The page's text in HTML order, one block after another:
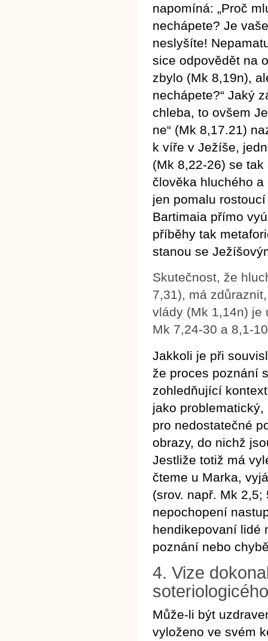
napomíná: „Proč
nechápete? Je
neslyšíte!
sice odpovědět na
zbylo (Mk 8,19n),
nechápete?“ Jaký
chleba, to ovšem
ne“ (Mk 8,17.21)
k víře v Ježíše,
(Mk 8,22-26) se
člověka hluchého
jen pomalu
Bartimaia přímo
příběhy tak
stanou se
Skutečnost, že
7,31), má
vlády (Mk 1,14n) je
Mk 7,24-30 a 8,1-
Jakkoli je při
že proces poznání
zohledňující
jako
pro nedostatečné
obrazy, do nichž
Jestliže totiž má
čteme u Marka,
(srov. např. Mk
nepochopení
hendikepovaní lidé
poznání nebo
4. Vize
soteriologicého
Může-li být
vyloženo ve svém